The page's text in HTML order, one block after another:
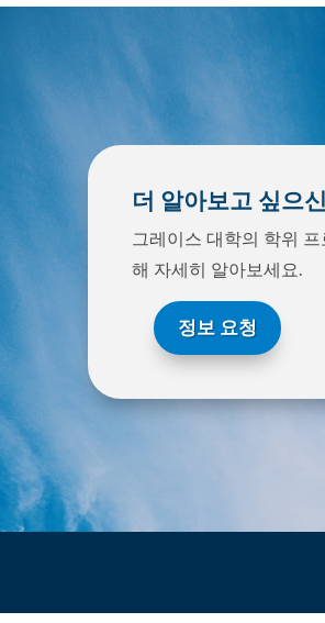
더 알아보고 싶으
그레이스 대학의 학위
해 자세히 알아보세요.
정보 요청